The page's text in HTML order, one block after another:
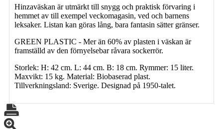
Hinzaväskan är utmärkt till snygg och praktisk förvaring i
hemmet av till exempel veckomagasin, ved och barnens
leksaker. Listan kan göras lång, bara fantasin sätter gränser.
GREEN PLASTIC - Mer än 60% av plasten i väskan är
framställd av den förnyelsebar råvara sockerrör.
Storlek: H: 42 cm. L: 44 cm. B: 18 cm. Rymmer: 15 liter.
Maxvikt: 15 kg. Material: Biobaserad plast.
Tillverkningsland: Sverige. Designad på 1950-talet.